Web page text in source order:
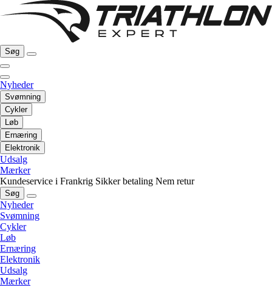
Søg
Nyheder
Svømning
Cykler
Løb
Ernæring
Elektronik
Udsalg
Mærker
Kundeservice i Frankrig Sikker betaling Nem retur
Søg
Nyheder
Svømning
Cykler
Løb
Ernæring
Elektronik
Udsalg
Mærker